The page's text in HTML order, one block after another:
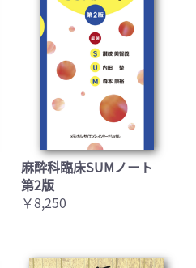
麻酔科臨床SUMノート
第2版
￥8,250